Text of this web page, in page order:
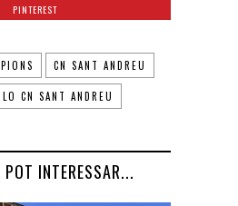
PINTEREST
CN SANT ANDREU
CN SANT ANDREU
POT INTERESSAR...